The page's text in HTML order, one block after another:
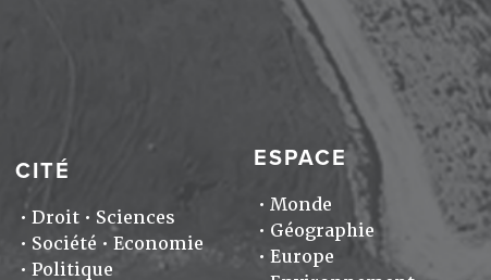
CITÉ
Droit
Sciences
Société
Economie
Politique
ESPACE
Monde
Géographie
Europe